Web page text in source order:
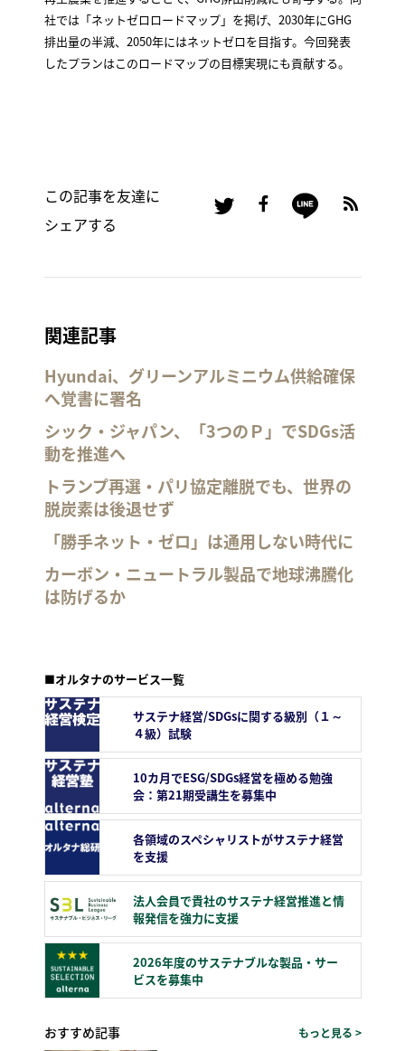
社では「ネットゼロロードマップ」を掲げ、2030年にGHG
排出量の半減、2050年にはネットゼロを目指す。今回発表
したプランはこのロードマップの目標実現にも貢献する。
この記事を友達に
シェアする
関連記事
Hyundai、グリーンアルミニウム供給確保
へ覚書に署名
シック・ジャパン、「3つのＰ」でSDGs活
動を推進へ
トランプ再選・パリ協定離脱でも、世界の
脱炭素は後退せず
「勝手ネット・ゼロ」は通用しない時代に
カーボン・ニュートラル製品で地球沸騰化
は防げるか
■オルタナのサービス一覧
サステナ経営/SDGsに関する級別（１～
４級）試験
10カ月でESG/SDGs経営を極める勉強
会：第21期受講生を募集中
各領域のスペシャリストがサステナ経営
を支援
法人会員で貴社のサステナ経営推進と情
報発信を強力に支援
2026年度のサステナブルな製品・サー
ビスを募集中
おすすめ記事 もっと見る >